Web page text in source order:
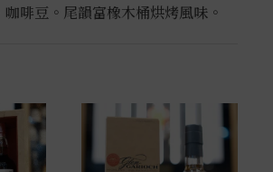
啡豆。尾韻富橡木桶烘烤風味。